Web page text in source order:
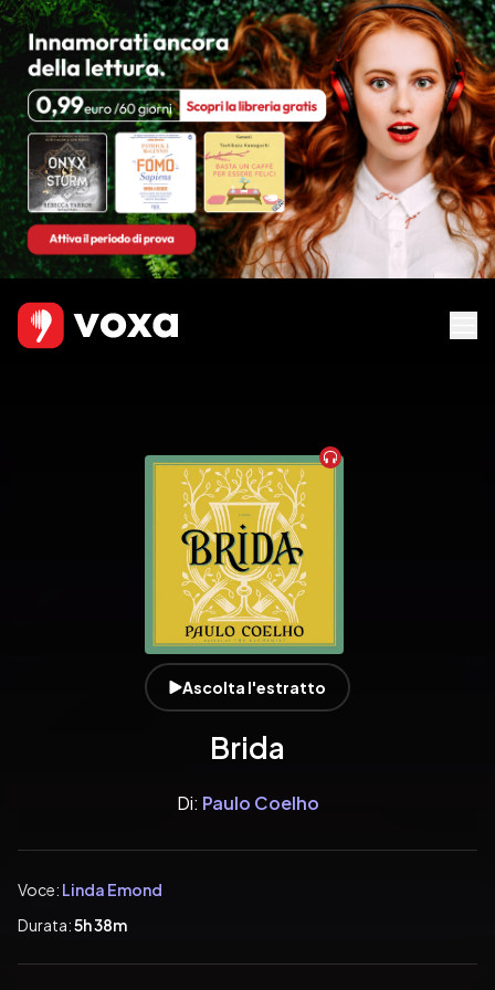
Audiobook
Ascolta l'estratto
Brida
Di: Paulo Coelho
Voce: Linda Emond
Durata:5h 38m